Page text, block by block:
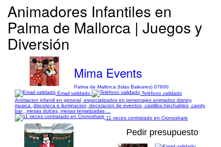
Animadores Infantiles en
Palma de Mallorca | Juegos y
Diversión
Mima Events
Palma de Mallorca (Islas Baleares) 07600
Email validado
Teléfono validado
Animacion infantil en general, especializados en personajes animados disney,
musica ,discoteca e iluminacion, decoracion de eventos, castillos hinchables, candy
bar , mesas dulces, mesas tematizadas ...
11 veces contratado en Cronoshare
Pedir presupuesto